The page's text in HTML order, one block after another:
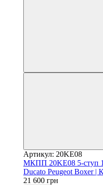
Артикул: 20KE08
МКПП 20KE08 5-ступ
Ducato Peugeot Boxer |
21 600 грн